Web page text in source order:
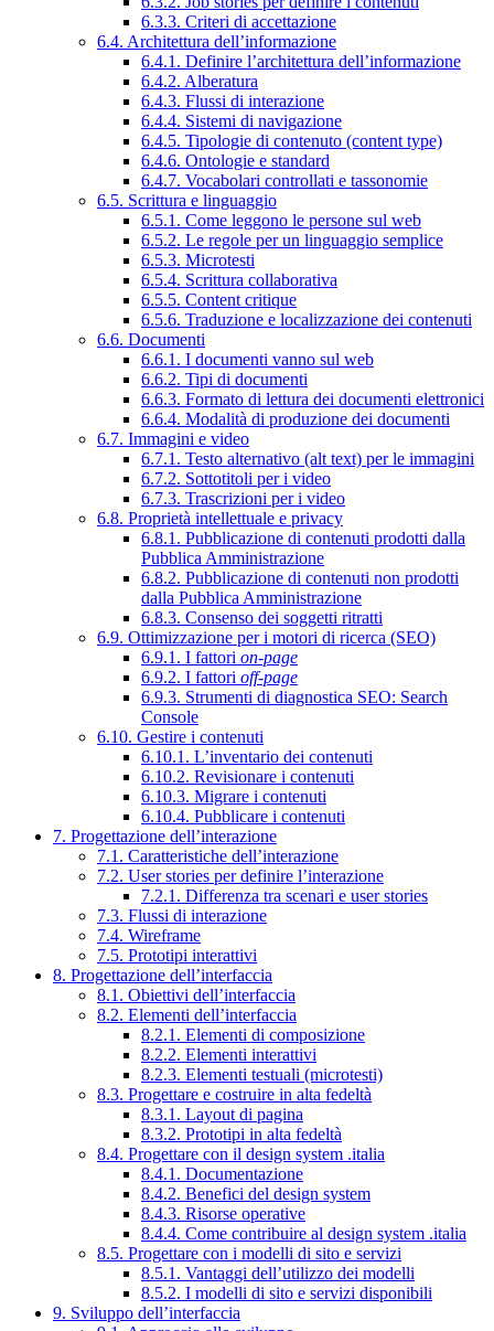
6.3.3. Criteri di accettazione
6.4. Architettura dell’informazione
6.4.1. Definire l’architettura dell’informazione
6.4.2. Alberatura
6.4.3. Flussi di interazione
6.4.4. Sistemi di navigazione
6.4.5. Tipologie di contenuto (content type)
6.4.6. Ontologie e standard
6.4.7. Vocabolari controllati e tassonomie
6.5. Scrittura e linguaggio
6.5.1. Come leggono le persone sul web
6.5.2. Le regole per un linguaggio semplice
6.5.3. Microtesti
6.5.4. Scrittura collaborativa
6.5.5. Content critique
6.5.6. Traduzione e localizzazione dei contenuti
6.6. Documenti
6.6.1. I documenti vanno sul web
6.6.2. Tipi di documenti
6.6.3. Formato di lettura dei documenti elettronici
6.6.4. Modalità di produzione dei documenti
6.7. Immagini e video
6.7.1. Testo alternativo (alt text) per le immagini
6.7.2. Sottotitoli per i video
6.7.3. Trascrizioni per i video
6.8. Proprietà intellettuale e privacy
6.8.1. Pubblicazione di contenuti prodotti dalla
Pubblica Amministrazione
6.8.2. Pubblicazione di contenuti non prodotti
dalla Pubblica Amministrazione
6.8.3. Consenso dei soggetti ritratti
6.9. Ottimizzazione per i motori di ricerca (SEO)
6.9.1. I fattori on-page
6.9.2. I fattori off-page
6.9.3. Strumenti di diagnostica SEO: Search
Console
6.10. Gestire i contenuti
6.10.1. L’inventario dei contenuti
6.10.2. Revisionare i contenuti
6.10.3. Migrare i contenuti
6.10.4. Pubblicare i contenuti
7. Progettazione dell’interazione
7.1. Caratteristiche dell’interazione
7.2. User stories per definire l’interazione
7.2.1. Differenza tra scenari e user stories
7.3. Flussi di interazione
7.4. Wireframe
7.5. Prototipi interattivi
8. Progettazione dell’interfaccia
8.1. Obiettivi dell’interfaccia
8.2. Elementi dell’interfaccia
8.2.1. Elementi di composizione
8.2.2. Elementi interattivi
8.2.3. Elementi testuali (microtesti)
8.3. Progettare e costruire in alta fedeltà
8.3.1. Layout di pagina
8.3.2. Prototipi in alta fedeltà
8.4. Progettare con il design system .italia
8.4.1. Documentazione
8.4.2. Benefici del design system
8.4.3. Risorse operative
8.4.4. Come contribuire al design system .italia
8.5. Progettare con i modelli di sito e servizi
8.5.1. Vantaggi dell’utilizzo dei modelli
8.5.2. I modelli di sito e servizi disponibili
9. Sviluppo dell’interfaccia